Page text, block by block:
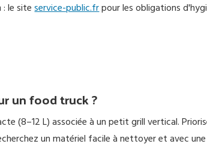
: le siteservice-public.frpour les obligations
un food truck ?
(8–12 L) associée à un petit grill vertical.
un matériel facile à nettoyer et avec